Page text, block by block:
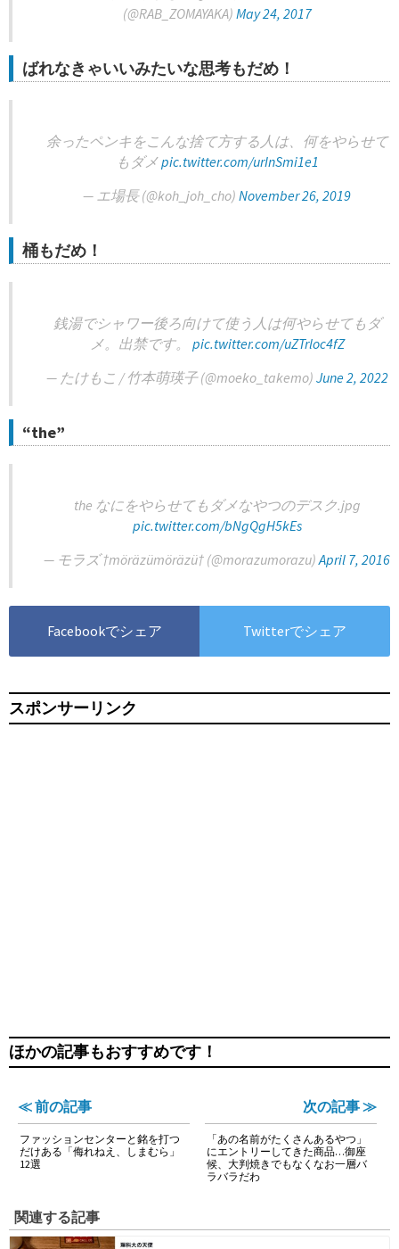
(@RAB_ZOMAYAKA) May 24, 2017
ばれなきゃいいみたいな思考もだめ！
余ったペンキをこんな捨て方する人は、何をやらせて
もダメpic.twitter.com/urInSmi1e1
— エ場長 (@koh_joh_cho) November 26, 2019
桶もだめ！
銭湯でシャワー後ろ向けて使う人は何やらせてもダ
メ。出禁です。 pic.twitter.com/uZTrloc4fZ
— たけもこ / 竹本萌瑛子 (@moeko_takemo) June 2, 2022
“the”
the なにをやらせてもダメなやつのデスク.jpg
pic.twitter.com/bNgQgH5kEs
— モラズ †möräzümöräzü† (@morazumorazu)April 7, 2016
Facebookでシェア Twitterでシェア
スポンサーリンク
ほかの記事もおすすめです！
≪ 前の記事
ファッションセンターと銘を打つ
だけある「侮れねえ、しまむら」
12選
次の記事 ≫
「あの名前がたくさんあるやつ」
にエントリーしてきた商品…御座
候、大判焼きでもなくなお一層バ
ラバラだわ
関連する記事